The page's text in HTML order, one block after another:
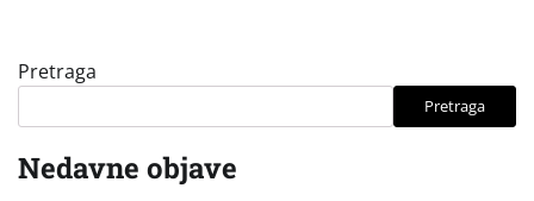
Pretraga
Pretraga
Nedavne objave